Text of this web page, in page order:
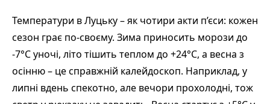
Температури в Луцьку – як чотири акти п’єси: кожен
сезон грає по-своєму. Зима приносить морози до
-7°C уночі, літо тішить теплом до +24°C, а весна з
осінню – це справжній калейдоскоп. Наприклад, у
липні вдень спекотно, але вечори прохолодні, тож